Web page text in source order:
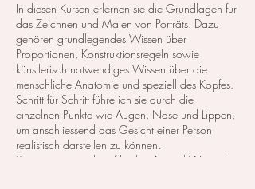
In diesen Kursen erlernen sie die Grundlagen für
das Zeichnen und Malen von Porträts. Dazu
gehören grundlegendes Wissen über
Proportionen, Konstruktionsregeln sowie
künstlerisch notwendiges Wissen über die
menschliche Anatomie und speziell des Kopfes.
Schritt für Schritt führe ich sie durch die
einzelnen Punkte wie Augen, Nase und Lippen,
um anschliessend das Gesicht einer Person
realistisch darstellen zu können.
So eignen sie sich auf leichte Art und Weise das